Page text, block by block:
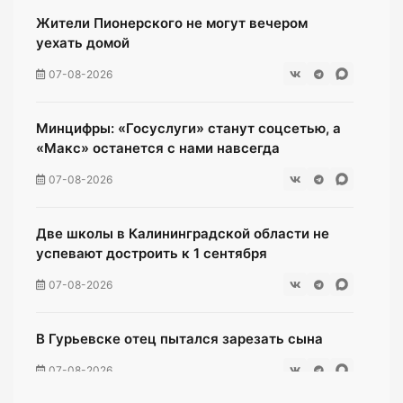
Жители Пионерского не могут вечером
уехать домой
07-08-2026
Минцифры: «Госуслуги» станут соцсетью, а
«Макс» останется с нами навсегда
07-08-2026
Две школы в Калининградской области не
успевают достроить к 1 сентября
07-08-2026
В Гурьевске отец пытался зарезать сына
07-08-2026